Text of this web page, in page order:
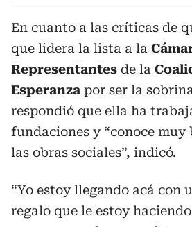
En cuanto a las críticas de
que lidera la lista a la
Representantes de la
Esperanza por ser la
respondió que ella ha
fundaciones y “conoce muy
las obras sociales”, indicó.
“Yo estoy llegando acá con
regalo que le estoy